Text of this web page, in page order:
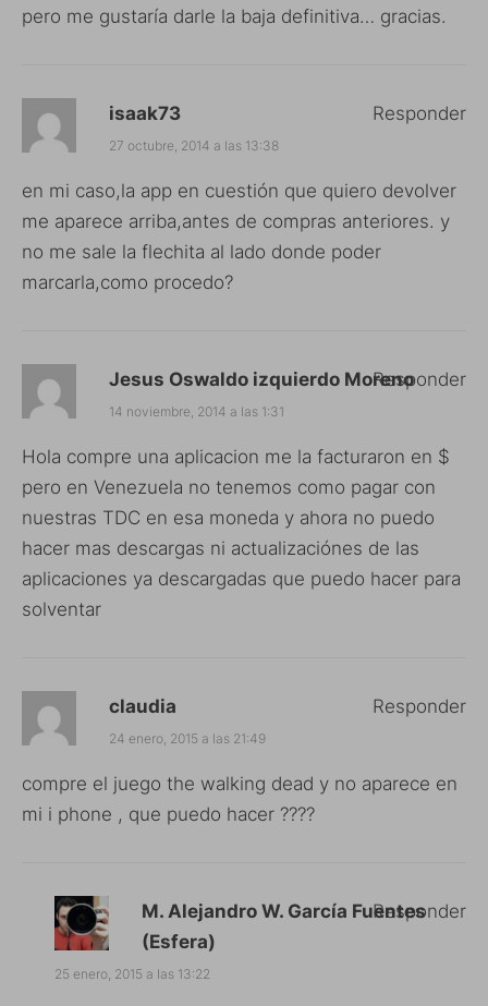
pero me gustaría darle la baja definitiva… gracias.
isaak73
27 octubre, 2014 a las 13:38
en mi caso,la app en cuestión que quiero devolver
me aparece arriba,antes de compras anteriores. y
no me sale la flechita al lado donde poder
marcarla,como procedo?
Responder
Jesus Oswaldo izquierdo Moreno
14 noviembre, 2014 a las 1:31
Hola compre una aplicacion me la facturaron en $
pero en Venezuela no tenemos como pagar con
nuestras TDC en esa moneda y ahora no puedo
hacer mas descargas ni actualizaciónes de las
aplicaciones ya descargadas que puedo hacer para
solventar
Responder
claudia
24 enero, 2015 a las 21:49
compre el juego the walking dead y no aparece en
mi i phone , que puedo hacer ????
Responder
M. Alejandro W. García Fuentes
(Esfera)
25 enero, 2015 a las 13:22
Responder